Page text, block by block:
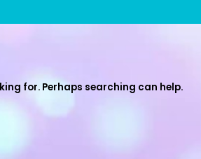
for. Perhaps searching can help.